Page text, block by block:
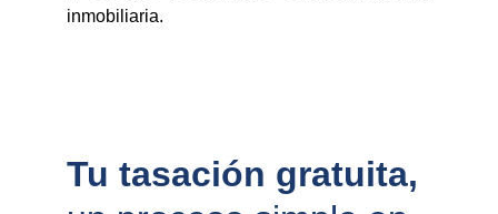
inmobiliaria.
Tu tasación gratuita,